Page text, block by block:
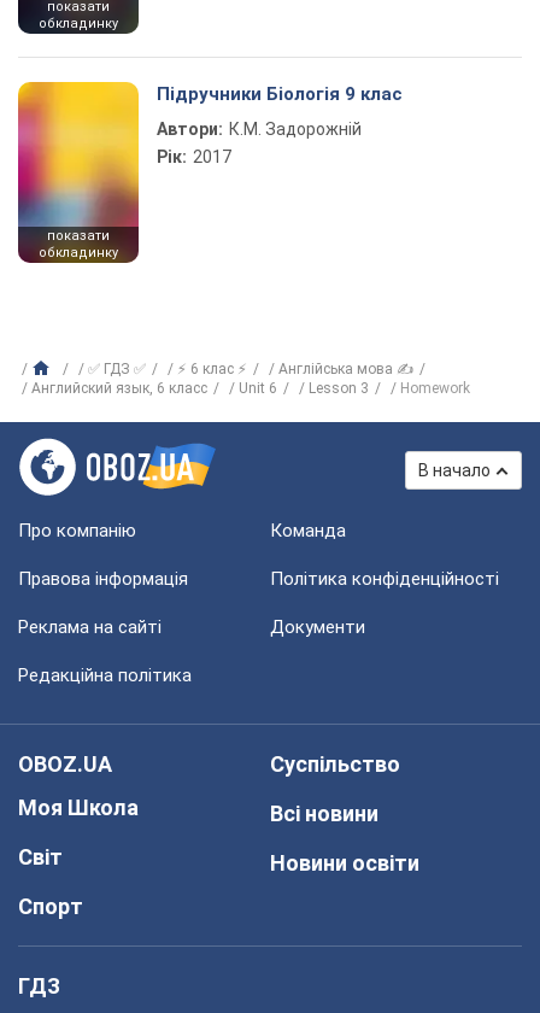
показати
обкладинку
показати
обкладинку
Підручники Біологія 9 клас
Автори: К.М. Задорожній
Рік: 2017
✅ ГДЗ ✅ ⚡ 6 клас ⚡
Англійська мова ✍
Английский язык, 6 класс
Unit 6 Lesson 3 Homework
В начало
Про компанію Команда
Правова інформація Політика конфіденційності
Реклама на сайті Документи
Редакційна політика
OBOZ.UA
Моя Школа
Світ
Спорт
Суспільство
Всі новини
Новини освіти
ГДЗ